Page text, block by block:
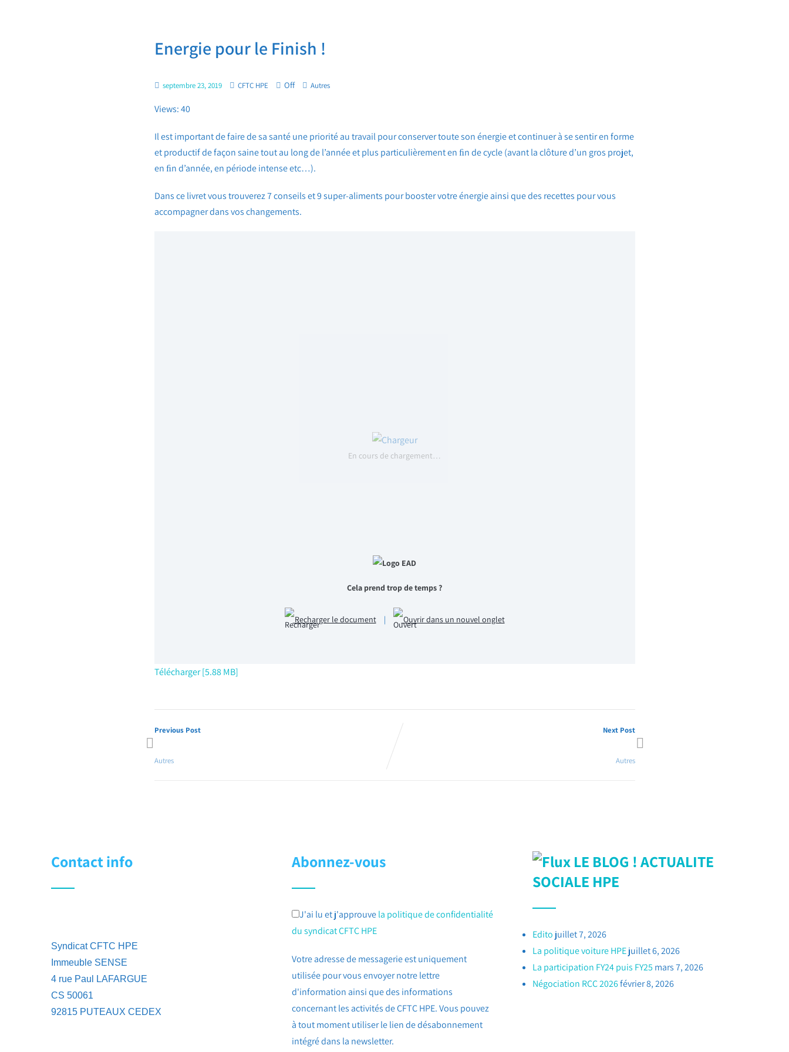
Energie pour le Finish !
septembre 23, 2019 CFTC HPE Off Autres
Views: 40
Il est important de faire de sa santé une priorité au travail pour conserver toute son énergie et continuer à se sentir en forme
et productif de façon saine tout au long de l’année et plus particulièrement en ﬁn de cycle (avant la clôture d’un gros projet,
en ﬁn d’année, en période intense etc…).
Dans ce livret vous trouverez 7 conseils et 9 super-aliments pour booster votre énergie ainsi que des recettes pour vous
accompagner dans vos changements.
En cours de chargement…
Cela prend trop de temps ?
Recharger le document | Ouvrir dans un nouvel onglet
Télécharger [5.88 MB]
Previous Post
Autres
Next Post
Autres
Contact info
Syndicat CFTC HPE
Immeuble SENSE
4 rue Paul LAFARGUE
CS 50061
92815 PUTEAUX CEDEX
Abonnez-vous
J'ai lu et j'approuvela politique de confidentialité
du syndicat CFTC HPE
Votre adresse de messagerie est uniquement
utilisée pour vous envoyer notre lettre
d'information ainsi que des informations
concernant les activités de CFTC HPE. Vous pouvez
à tout moment utiliser le lien de désabonnement
intégré dans la newsletter.
LE BLOG ! ACTUALITE
SOCIALE HPE
Edito juillet 7, 2026
La politique voiture HPEjuillet 6, 2026
La participation FY24 puis FY25 mars 7, 2026
Négociation RCC 2026février 8, 2026